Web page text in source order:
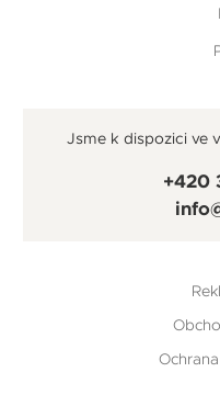
Jsme k dispozici ve
+420